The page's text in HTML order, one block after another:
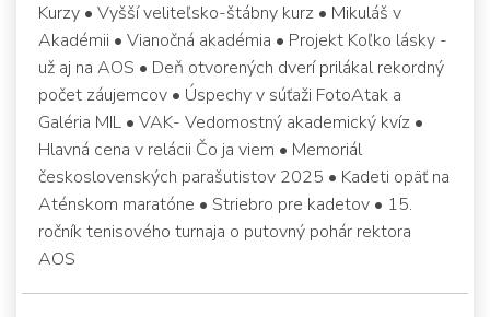
Kurzy • Vyšší veliteľsko-štábny kurz • Mikuláš v
Akadémii • Vianočná akadémia • Projekt Koľko lásky -
už aj na AOS • Deň otvorených dverí prilákal rekordný
počet záujemcov • Úspechy v súťaži FotoAtak a
Galéria MIL • VAK- Vedomostný akademický kvíz •
Hlavná cena v relácii Čo ja viem • Memoriál
československých parašutistov 2025 • Kadeti opäť na
Aténskom maratóne • Striebro pre kadetov • 15.
ročník tenisového turnaja o putovný pohár rektora
AOS